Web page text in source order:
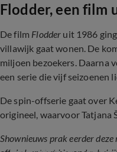
Flodder, een film
De film Flodder uit 1986
villawijk gaat wonen. De
miljoen bezoekers. Daarna
een serie die vijf seizoenen
De spin-offserie gaat over
origineel, waarvoor Tatjana
Shownieuws prak eerder